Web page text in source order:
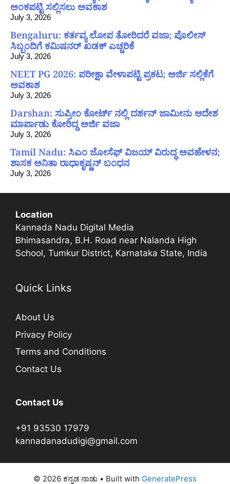
ಅಂಕಪಟ್ಟಿ ಸಲ್ಲಿಸಲು ಅವಕಾಶ
July 3, 2026
Bengaluru: ಕರ್ತವ್ಯ ಲೋಪ ತೋರಿದರೆ ವಜಾ; ಪೊಲೀಸ್
ಸಿಬ್ಬಂದಿಗೆ ಕಮಿಷನರ್ ಖಡಕ್ ಎಚ್ಚರಿಕೆ
July 3, 2026
NEET PG 2026: ಪರೀಕ್ಷಾ ವೇಳಾಪಟ್ಟಿ ಪ್ರಕಟ; ಅರ್ಜಿ ಸಲ್ಲಿಕೆಗೆ
ಅವಕಾಶ
July 3, 2026
Darshan: ಸುಪ್ರೀಂ ಕೋರ್ಟ್ ನಲ್ಲಿ ದರ್ಶನ್ ಜಾಮೀನು ಆದೇಶ
ಮಾರ್ಪಾಡು ಕೋರಿದ್ದ ಅರ್ಜಿ ವಜಾ
July 3, 2026
Tamil Nadu: ಸಿಎಂ ಜೋಸೆಫ್ ವಿಜಯ್ ವಿರುದ್ಧ ಅವಹೇಳನ;
ಶಾಸಕ ಅನಿತಾ ರಾಧಾಕೃಷ್ಣನ್ ಬಂಧನ
July 3, 2026
Location
Kannada Nadu Digital Media
Bhimasandra, B.H. Road near Nalanda High
School, Tumkur District, Karnataka State, India
Quick Links
About Us
Privacy Policy
Terms and Conditions
Contact Us
Contact Us
+91 93530 17979
kannadanadudigi@gmail.com
© 2026 ಕನ್ನಡ ನಾಡು • Built with GeneratePress